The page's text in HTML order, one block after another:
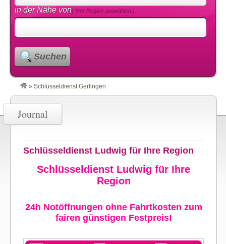
in der Nähe von( Ihre Region auswählen )
Suchen
» Schlüsseldienst Gerlingen
Journal
Schlüsseldienst Ludwig für Ihre Region
Schlüsseldienst Ludwig für Ihre
Region
24h Notöffnungen ohne Fahrtkosten zum
fairen günstigen Festpreis!